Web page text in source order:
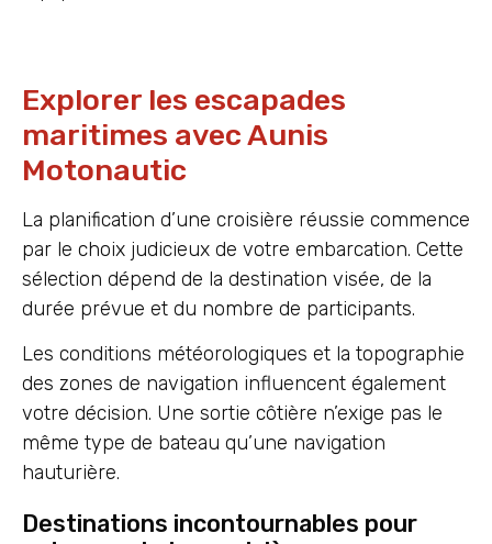
Explorer les escapades
maritimes avec Aunis
Motonautic
La planification d’une croisière réussie commence
par le choix judicieux de votre embarcation. Cette
sélection dépend de la destination visée, de la
durée prévue et du nombre de participants.
Les conditions météorologiques et la topographie
des zones de navigation influencent également
votre décision. Une sortie côtière n’exige pas le
même type de bateau qu’une navigation
hauturière.
Destinations incontournables pour